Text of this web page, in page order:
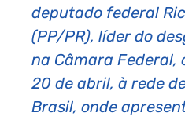
deputado federal
(PP/PR), líder do
na Câmara Federal,
20 de abril, à rede
Brasil, onde